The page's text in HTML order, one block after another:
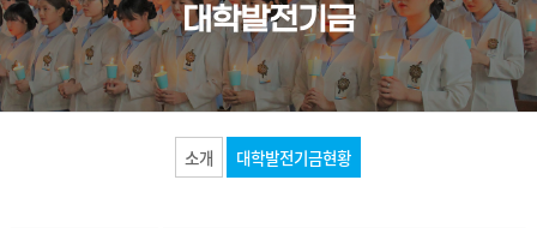
대학발전기금
소개 대학발전기금현황